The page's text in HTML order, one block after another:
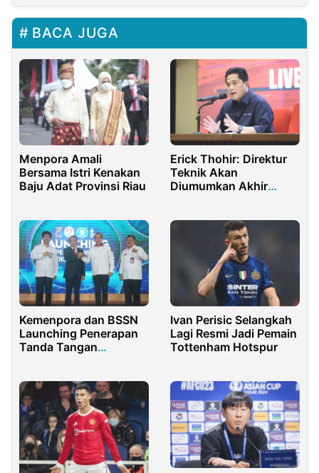
BACA JUGA
Menpora Amali
Bersama Istri Kenakan
Baju Adat Provinsi Riau
Erick Thohir: Direktur
Teknik Akan
Diumumkan Akhir
Kemenpora dan BSSN
Launching Penerapan
Tanda Tangan
Ivan Perisic Selangkah
Lagi Resmi Jadi Pemain
Tottenham Hotspur